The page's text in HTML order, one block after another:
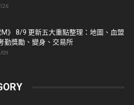
26
M》 8/9 更新五大重點整理：地圖、血盟
勤獎勵、變身、交易所
09